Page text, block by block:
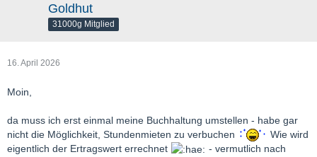
Goldhut
31000g Mitglied
16. April 2026
Moin,
da muss ich erst einmal meine Buchhaltung umstellen - habe gar
nicht die Möglichkeit, Stundenmieten zu verbuchen
Wie wird
eigentlich der Ertragswert errechnet
- vermutlich nach